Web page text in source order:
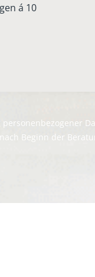
á 10
Beginn der